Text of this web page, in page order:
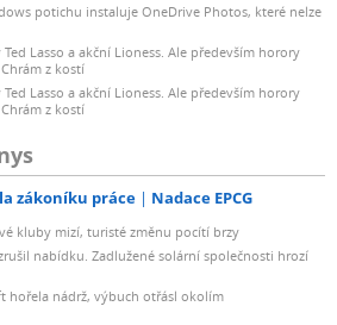
potichu instaluje OneDrive Photos, které nelze
Lasso a akční Lioness. Ale především horory
z kostí
Lasso a akční Lioness. Ale především horory
z kostí
zákoníku práce Nadace EPCG
kluby mizí, turisté změnu pocítí brzy
nabídku. Zadlužené solární společnosti hrozí
hořela nádrž, výbuch otřásl okolím